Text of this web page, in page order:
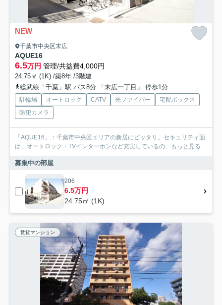
NEW
千葉市中央区末広
AQUE16
6.5万円 管理/共益費4,000円
24.75㎡ (1K) /築8年 /3階建
総武線「千葉」駅 バス8分 「末広一丁目」 停歩1分
駐輪場 オートロック CATV 光ファイバー
宅配ボックス
防犯カメラ
「AQUE16」：千葉市中央区エリアの新居にピッタリ。セキュリティ面
は、オートロック・TVインターホンなど充実しているの... もっと見る
募集中の部屋
206
6.5万円
24.75㎡ (1K)
賃貸マンション